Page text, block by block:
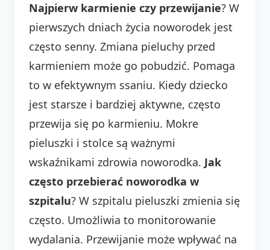
Najpierw karmienie czy przewijanie? W
pierwszych dniach życia noworodek jest
często senny. Zmiana pieluchy przed
karmieniem może go pobudzić. Pomaga
to w efektywnym ssaniu. Kiedy dziecko
jest starsze i bardziej aktywne, często
przewija się po karmieniu. Mokre
pieluszki i stolce są ważnymi
wskaźnikami zdrowia noworodka. Jak
często przebierać noworodka w
szpitalu? W szpitalu pieluszki zmienia się
często. Umożliwia to monitorowanie
wydalania. Przewijanie może wpływać na